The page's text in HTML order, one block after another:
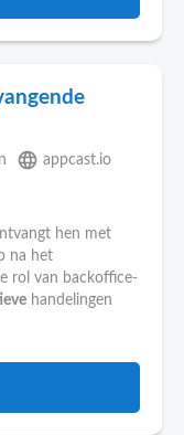
language appcast.io
hen met
na het
rol van backoffice-
handelingen